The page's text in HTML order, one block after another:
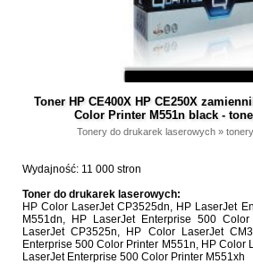
Toner HP CE400X HP CE250X
Color Printer M551n black -
Tonery do drukarek laserowych»
Wydajność: 11 000 stron
Toner do drukarek laserowych:
HP Color LaserJet CP3525dn, HP LaserJet
M551dn, HP LaserJet Enterprise 500
LaserJet CP3525n, HP Color LaserJet
Enterprise 500 Color Printer M551n, HP Color
LaserJet Enterprise 500 Color Printer M551xh